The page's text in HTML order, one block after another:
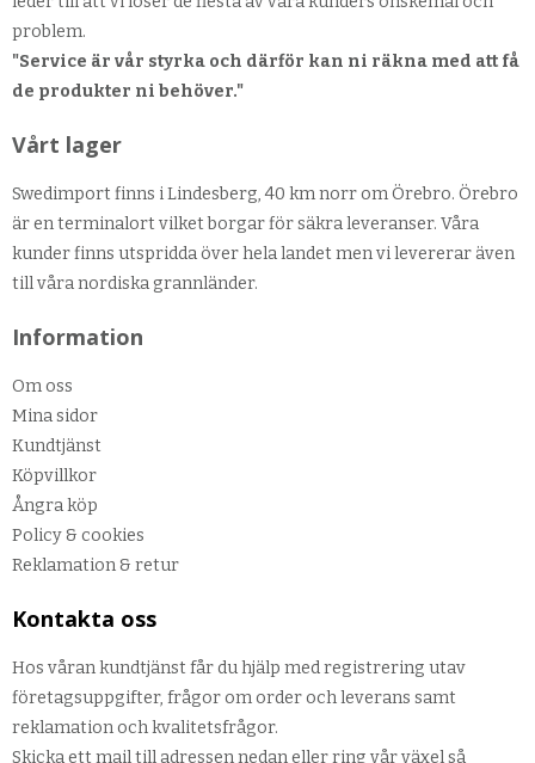
problem.
"Service är vår styrka och därför kan ni räkna med att få
de produkter ni behöver."
Vårt lager
Swedimport finns i Lindesberg, 40 km norr om Örebro. Örebro
är en terminalort vilket borgar för säkra leveranser. Våra
kunder finns utspridda över hela landet men vi levererar även
till våra nordiska grannländer.
Information
Om oss
Mina sidor
Kundtjänst
Köpvillkor
Ångra köp
Policy & cookies
Reklamation & retur
Kontakta oss
Hos våran kundtjänst får du hjälp med registrering utav
företagsuppgifter, frågor om order och leverans samt
reklamation och kvalitetsfrågor.
Skicka ett mail till adressen nedan eller ring vår växel så